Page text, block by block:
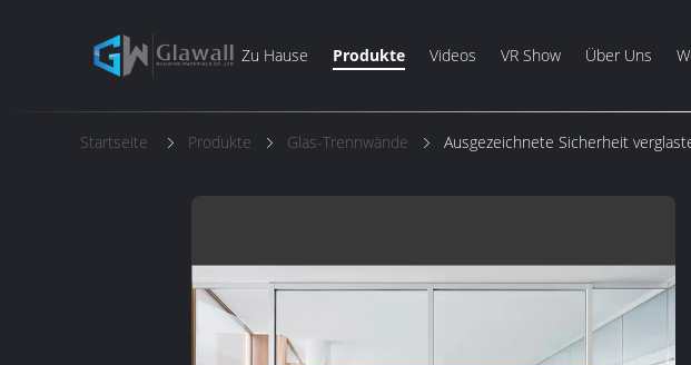
Zu Hause Produkte Videos VR Show Über Uns
Startseite Produkte Glas-Trennwände Ausgezeichnete Sicherheit